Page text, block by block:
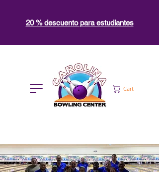
Cart
20 % descuento para estudiantes